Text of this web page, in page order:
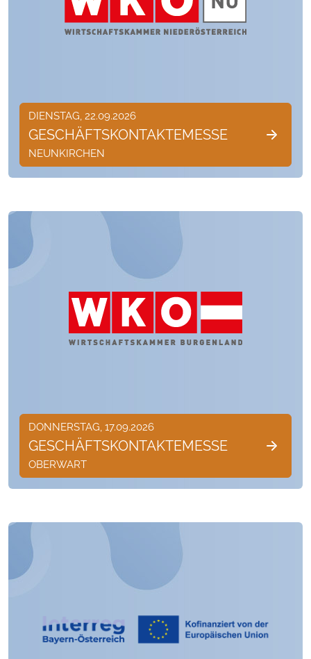
DIENSTAG, 22.09.2026
GESCHÄFTSKONTAKTEMESSE
NEUNKIRCHEN
DONNERSTAG, 17.09.2026
GESCHÄFTSKONTAKTEMESSE
OBERWART